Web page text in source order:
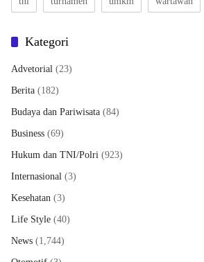
Kategori
Advetorial (23)
Berita (182)
Budaya dan Pariwisata (84)
Business (69)
Hukum dan TNI/Polri (923)
Internasional (3)
Kesehatan (3)
Life Style (40)
News (1,744)